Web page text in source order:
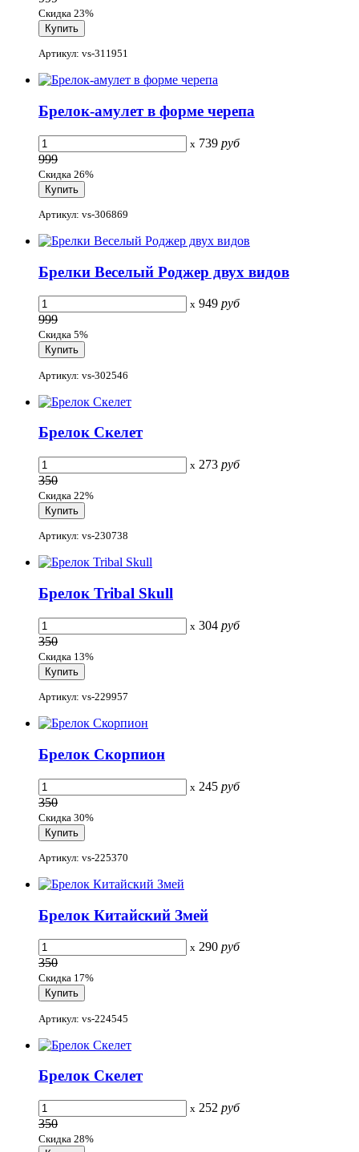
Скидка 23%
Артикул: vs-311951
Брелок-амулет в форме черепа
x 739 руб
999
Скидка 26%
Артикул: vs-306869
Брелки Веселый Роджер двух видов
x 949 руб
999
Скидка 5%
Артикул: vs-302546
Брелок Скелет
x 273 руб
350
Скидка 22%
Артикул: vs-230738
Брелок Tribal Skull
x 304 руб
350
Скидка 13%
Артикул: vs-229957
Брелок Скорпион
x 245 руб
350
Скидка 30%
Артикул: vs-225370
Брелок Китайский Змей
x 290 руб
350
Скидка 17%
Артикул: vs-224545
Брелок Скелет
x 252 руб
350
Скидка 28%